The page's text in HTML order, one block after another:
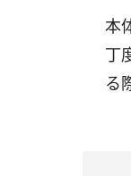
本
丁
る